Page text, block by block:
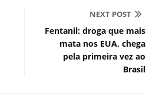
NEXT POST
Fentanil: droga que mais
mata nos EUA, chega
pela primeira vez ao
Brasil